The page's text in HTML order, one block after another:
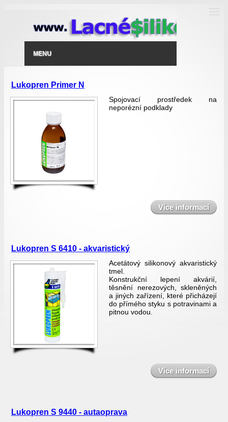
MENU
Lukopren Primer N
Spojovací prostředek na
neporézní podklady
Více informací
Lukopren S 6410 - akvaristický
Acetátový silikonový akvaristický
tmel.
Konstrukční lepení akvárií,
těsnění nerezových, skleněných
a jiných zařízení, které přicházejí
do přímého styku s potravinami a
pitnou vodou.
Více informací
Lukopren S 9440 - autaoprava